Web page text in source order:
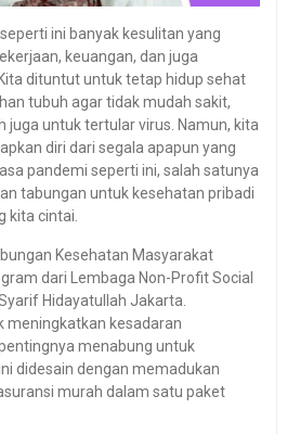
ini banyak kesulitan yang
keuangan, dan juga
dituntut untuk tetap hidup sehat
tubuh agar tidak mudah sakit,
juga untuk tertular virus. Namun, kita
diri dari segala apapun yang
pandemi seperti ini, salah satunya
tabungan untuk kesehatan pribadi
kita cintai.
Kesehatan Masyarakat
dari Lembaga Non-Profit Social
Hidayatullah Jakarta.
meningkatkan kesadaran
menabung untuk
didesain dengan memadukan
murah dalam satu paket